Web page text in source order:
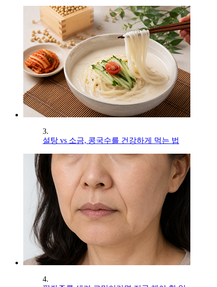
3.
설탕 vs 소금, 콩국수를 건강하게 먹는 법
4.